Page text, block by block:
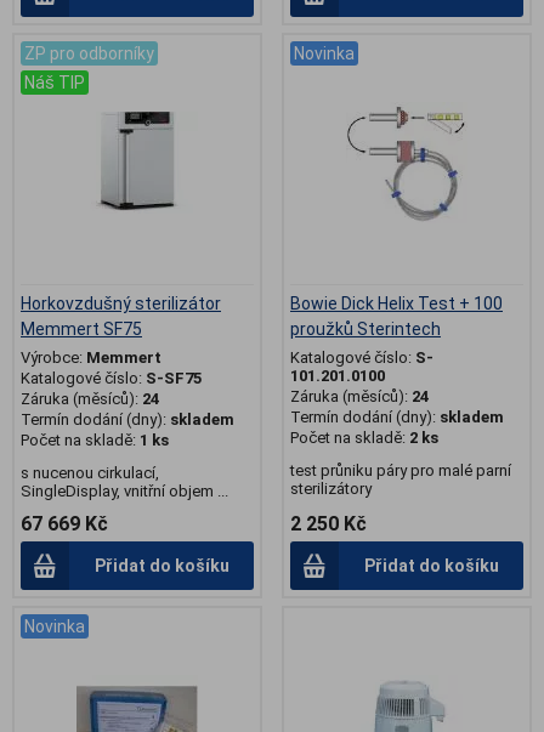
ZP pro odborníky
Náš TIP
Horkovzdušný sterilizátor
Memmert SF75
Výrobce: Memmert
Katalogové číslo: S-SF75
Záruka (měsíců): 24
Termín dodání (dny): skladem
Počet na skladě: 1 ks
s nucenou cirkulací,
SingleDisplay, vnitřní objem ...
67 669 Kč
Přidat do košíku
Novinka
Bowie Dick Helix Test + 100
proužků Sterintech
Katalogové číslo: S-
101.201.0100
Záruka (měsíců): 24
Termín dodání (dny): skladem
Počet na skladě: 2 ks
test průniku páry pro malé parní
sterilizátory
2 250 Kč
Přidat do košíku
Novinka